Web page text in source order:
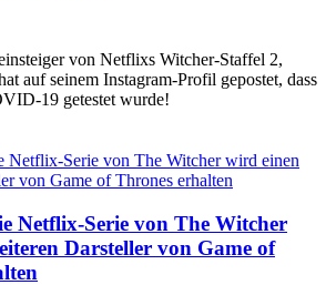
von Netflixs Witcher-Staffel 2,
auf seinem Instagram-Profil gepostet, dass
19 getestet wurde!
Netflix-Serie von The Witcher
Darsteller von Game of